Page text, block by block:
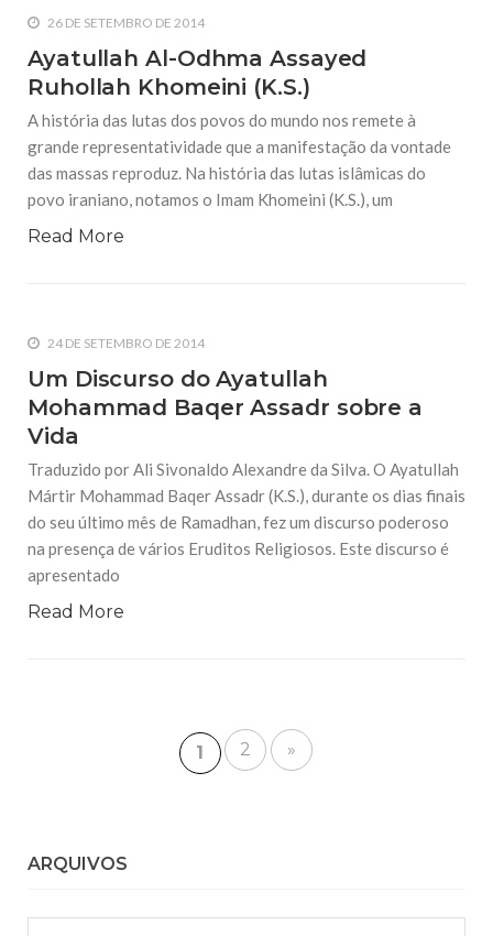
26 DE SETEMBRO DE 2014
Ayatullah Al-Odhma Assayed
Ruhollah Khomeini (K.S.)
A história das lutas dos povos do mundo nos remete à
grande representatividade que a manifestação da vontade
das massas reproduz. Na história das lutas islâmicas do
povo iraniano, notamos o Imam Khomeini (K.S.), um
Read More
24 DE SETEMBRO DE 2014
Um Discurso do Ayatullah
Mohammad Baqer Assadr sobre a
Vida
Traduzido por Ali Sivonaldo Alexandre da Silva. O Ayatullah
Mártir Mohammad Baqer Assadr (K.S.), durante os dias finais
do seu último mês de Ramadhan, fez um discurso poderoso
na presença de vários Eruditos Religiosos. Este discurso é
apresentado
Read More
1 2 »
ARQUIVOS
Arquivos